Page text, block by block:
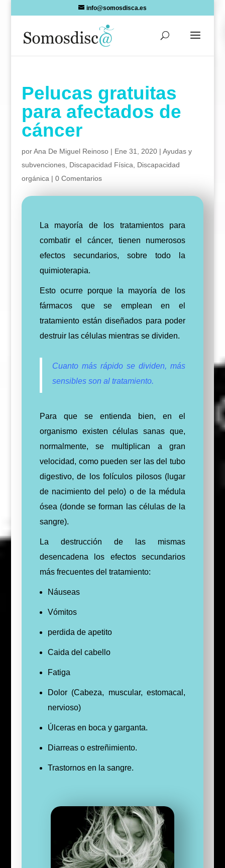
info@somosdisca.es
Pelucas gratuitas
para afectados de
cáncer
porAna De Miguel Reinoso| Ene 31, 2020| Ayudas y
subvenciones, Discapacidad Física
Discapacidad
orgánica | 0 Comentarios
La mayoría de los tratamientos para
combatir el cáncer, tienen numerosos
efectos secundarios, sobre todo la
quimioterapia.
Esto ocurre porque la mayoría de los
fármacos que se emplean en el
tratamiento están diseñados para poder
destruir las células mientras se dividen.
Cuanto más rápido se dividen, más
sensibles son al tratamiento.
Para que se entienda bien, en el
organismo existen células sanas que,
normalmente, se multiplican a gran
velocidad, como pueden ser las del tubo
digestivo, de los folículos pilosos (lugar
de nacimiento del pelo) o de la médula
ósea (donde se forman las células de la
sangre).
La destrucción de las mismas
desencadena los efectos secundarios
más frecuentes del tratamiento:
Náuseas
Vómitos
perdida de apetito
Caida del cabello
Fatiga
Dolor (Cabeza, muscular, estomacal,
nervioso)
Úlceras en boca y garganta.
Diarreas o estreñimiento.
Trastornos en la sangre.